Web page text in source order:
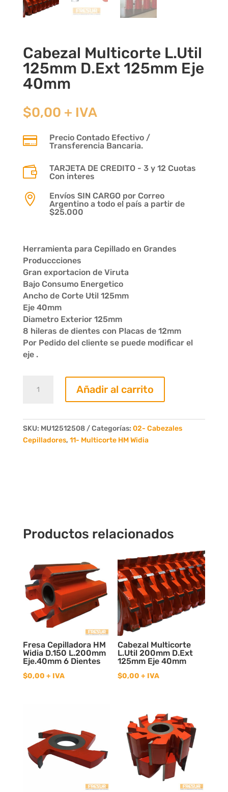
Cabezal Multicorte L.Util
125mm D.Ext 125mm Eje
40mm
$0,00 + IVA

Precio Contado Efectivo /
Transferencia Bancaria.

TARJETA DE CREDITO - 3 y 12 Cuotas
Con interes

Envíos SIN CARGO por Correo
Argentino a todo el país a partir de
$25.000
Herramienta para Cepillado en Grandes
Produccciones
Gran exportacion de Viruta
Bajo Consumo Energetico
Ancho de Corte Util 125mm
Eje 40mm
Diametro Exterior 125mm
8 hileras de dientes con Placas de 12mm
Por Pedido del cliente se puede modificar el
eje .
Multicorte
D.Ext
125mm
Añadir al carrito
SKU: MU12512508 Categorías: 02- Cabezales
Cepilladores, 11- Multicorte HM Widia
Productos relacionados
Fresa Cepilladora HM
Widia D.150 L.200mm
Eje.40mm 6 Dientes
$0,00 + IVA
Cabezal Multicorte
L.Util 200mm D.Ext
125mm Eje 40mm
$0,00 + IVA